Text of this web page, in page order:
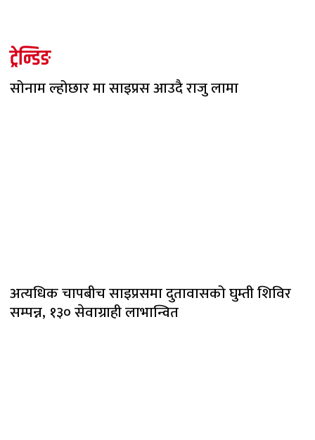
ट्रेन्डिङ
सोनाम ल्होछार मा साइप्रस आउदै राजु लामा
अत्यधिक चापबीच साइप्रसमा दुतावासको घुम्ती शिविर
सम्पन्न, १३० सेवाग्राही लाभान्वित